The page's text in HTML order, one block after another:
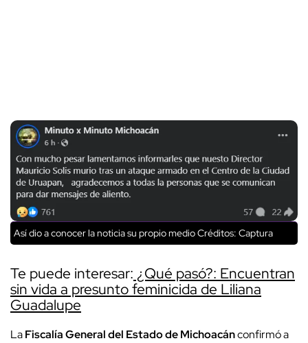
Así dio a conocer la noticia su propio medioCréditos: Captura
Te puede interesar: ¿Qué pasó?: Encuentran
sin vida a presunto feminicida de Liliana
Guadalupe
LaFiscalía General del Estado de Michoacánconfirmó a